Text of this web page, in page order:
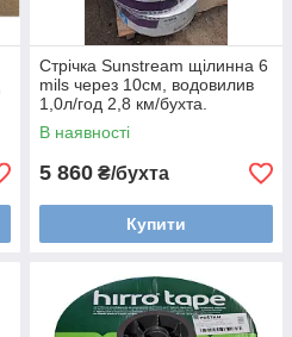
Стрічка Sunstream щілинна 6
mils через 10см, водовилив
1,0л/год 2,8 км/бухта.
В наявності
5 860 ₴/бухта
Купити